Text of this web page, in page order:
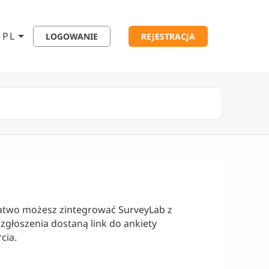
PL LOGOWANIE REJESTRACJA
możesz zintegrować SurveyLab z
dostaną link do ankiety